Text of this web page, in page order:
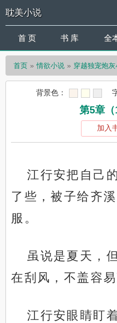
耽美小说
首 页 书 库 全
首页 情欲小说 穿越独宠炮灰
背景色：
第5章（
加入
江行安把自己
了些，被子给齐
服。
虽说是夏天，
在刮风，不盖容易
江行安眼睛盯